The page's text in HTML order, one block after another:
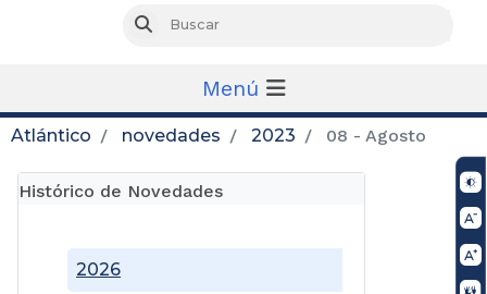
Buscar
Menú
Atlántico novedades 2023 08 - Agosto
Histórico de Novedades
2026